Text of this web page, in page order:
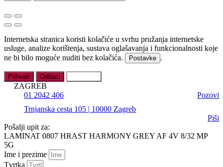
Internetska stranica koristi kolačiće u svrhu pružanja internetske
usluge, analize korištenja, sustava oglašavanja i funkcionalnosti koje
ne bi bilo moguće nuditi bez kolačića.
Postavke .
Prihvati Odbaci
ZAGREB
01 2042 406
Pozovi
Trnjanska cesta 105 | 10000 Zagreb
Piši
Pošalji upit za:
LAMINAT 0807 HRAST HARMONY GREY AF 4V 8/32 MP
5G
Ime i prezime
Tvrtka